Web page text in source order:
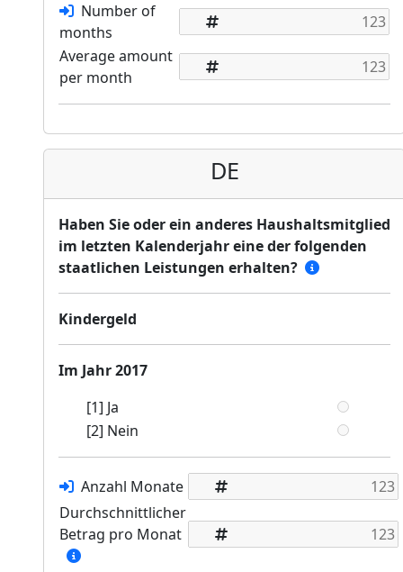
Number of
months
Average amount
per month
DE
Haben Sie oder ein anderes Haushaltsmitglied
im letzten Kalenderjahr eine der folgenden
staatlichen Leistungen erhalten?
Kindergeld
Im Jahr 2017
[1] Ja
[2] Nein
Anzahl Monate
Durchschnittlicher
Betrag pro Monat